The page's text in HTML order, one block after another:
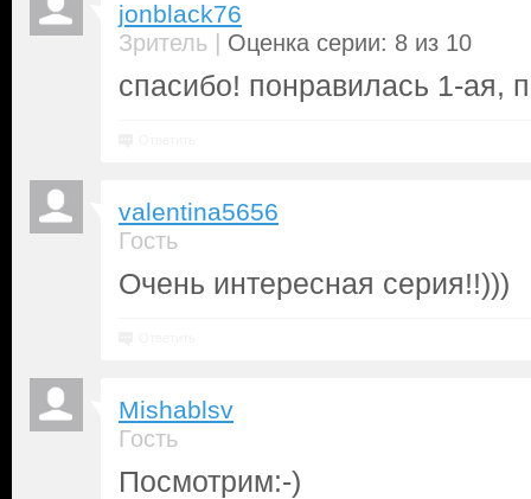
jonblack76
Зритель | Оценка серии: 8 из 10
спасибо! понравилась 1-ая,
valentina5656
Гость
Очень интересная серия!!)))
Mishablsv
Гость
Посмотрим:-)